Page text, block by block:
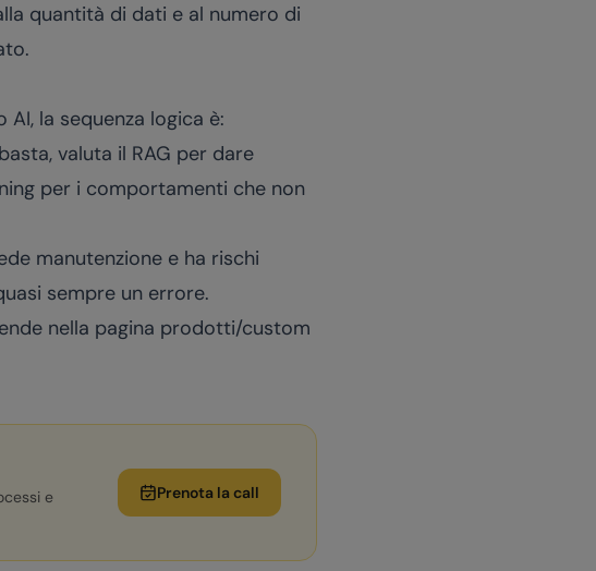
quantità di dati e al numero di
la sequenza logica è:
valuta il RAG per dare
per i comportamenti che non
manutenzione e ha rischi
sempre un errore.
nella pagina prodotti/custom
e
Prenota la call